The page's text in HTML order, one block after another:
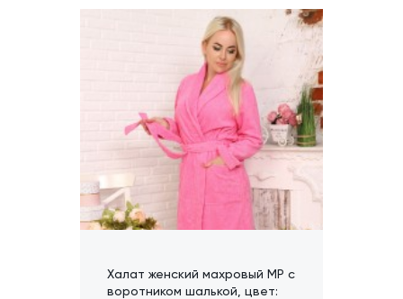
Халат женский махровый МР с
воротником шалькой, цвет: